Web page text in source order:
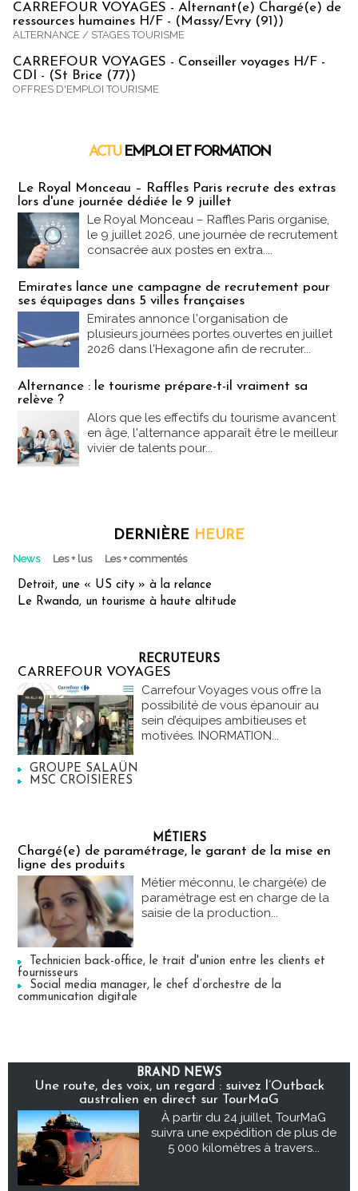
CARREFOUR VOYAGES - Alternant(e) Chargé(e) de
ressources humaines H/F - (Massy/Evry (91))
ALTERNANCE / STAGES TOURISME
CARREFOUR VOYAGES - Conseiller voyages H/F -
CDI - (St Brice (77))
OFFRES D'EMPLOI TOURISME
ACTU EMPLOI ET FORMATION
Le Royal Monceau – Raffles Paris recrute des extras
lors d'une journée dédiée le 9 juillet
Le Royal Monceau – Raffles Paris organise,
le 9 juillet 2026, une journée de recrutement
consacrée aux postes en extra....
Emirates lance une campagne de recrutement pour
ses équipages dans 5 villes françaises
Emirates annonce l'organisation de
plusieurs journées portes ouvertes en juillet
2026 dans l'Hexagone afin de recruter...
Alternance : le tourisme prépare-t-il vraiment sa
relève ?
Alors que les effectifs du tourisme avancent
en âge, l'alternance apparaît être le meilleur
vivier de talents pour...
DERNIÈRE HEURE
News Les + lus Les + commentés
Detroit, une « US city » à la relance
Le Rwanda, un tourisme à haute altitude
RECRUTEURS
CARREFOUR VOYAGES
Carrefour Voyages vous offre la
possibilité de vous épanouir au
sein d’équipes ambitieuses et
motivées. INORMATION...
GROUPE SALAÜN
MSC CROISIERES
MÉTIERS
Chargé(e) de paramétrage, le garant de la mise en
ligne des produits
Métier méconnu, le chargé(e) de
paramétrage est en charge de la
saisie de la production...
Technicien back-office, le trait d'union entre les clients et
fournisseurs
Social media manager, le chef d’orchestre de la
communication digitale
BRAND NEWS
Une route, des voix, un regard : suivez l’Outback
australien en direct sur TourMaG
À partir du 24 juillet, TourMaG
suivra une expédition de plus de
5 000 kilomètres à travers...